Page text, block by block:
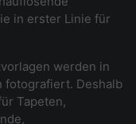
in erster Linie für
werden in
fotografiert. Deshalb
Tapeten,